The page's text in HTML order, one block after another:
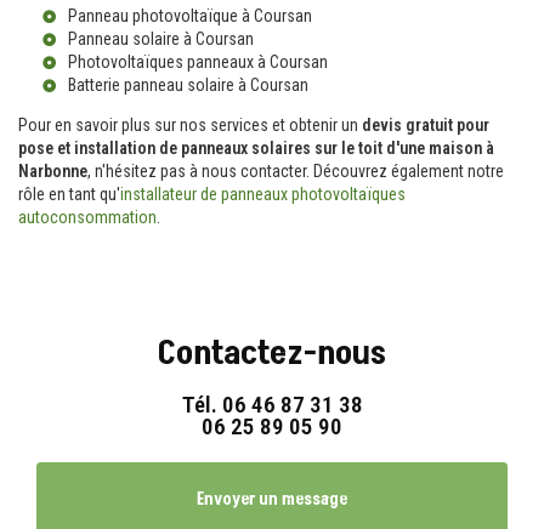
Panneau photovoltaïque à Coursan
Panneau solaire à Coursan
Photovoltaïques panneaux à Coursan
Batterie panneau solaire à Coursan
Pour en savoir plus sur nos services et obtenir un devis gratuit pour
pose et installation de panneaux solaires sur le toit d'une maison à
Narbonne, n'hésitez pas à nous contacter. Découvrez également notre
rôle en tant qu'installateur de panneaux photovoltaïques
autoconsommation
Contactez-nous
Tél. 06 46 87 31 38
06 25 89 05 90
Envoyer un message